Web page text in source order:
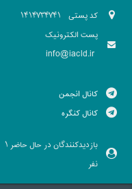
کد پستی
پست الکترونیک
info@iacld.ir
کانال انجمن
کانال کنگره
بازدیدکنندگان در حال حاضر 1
نفر